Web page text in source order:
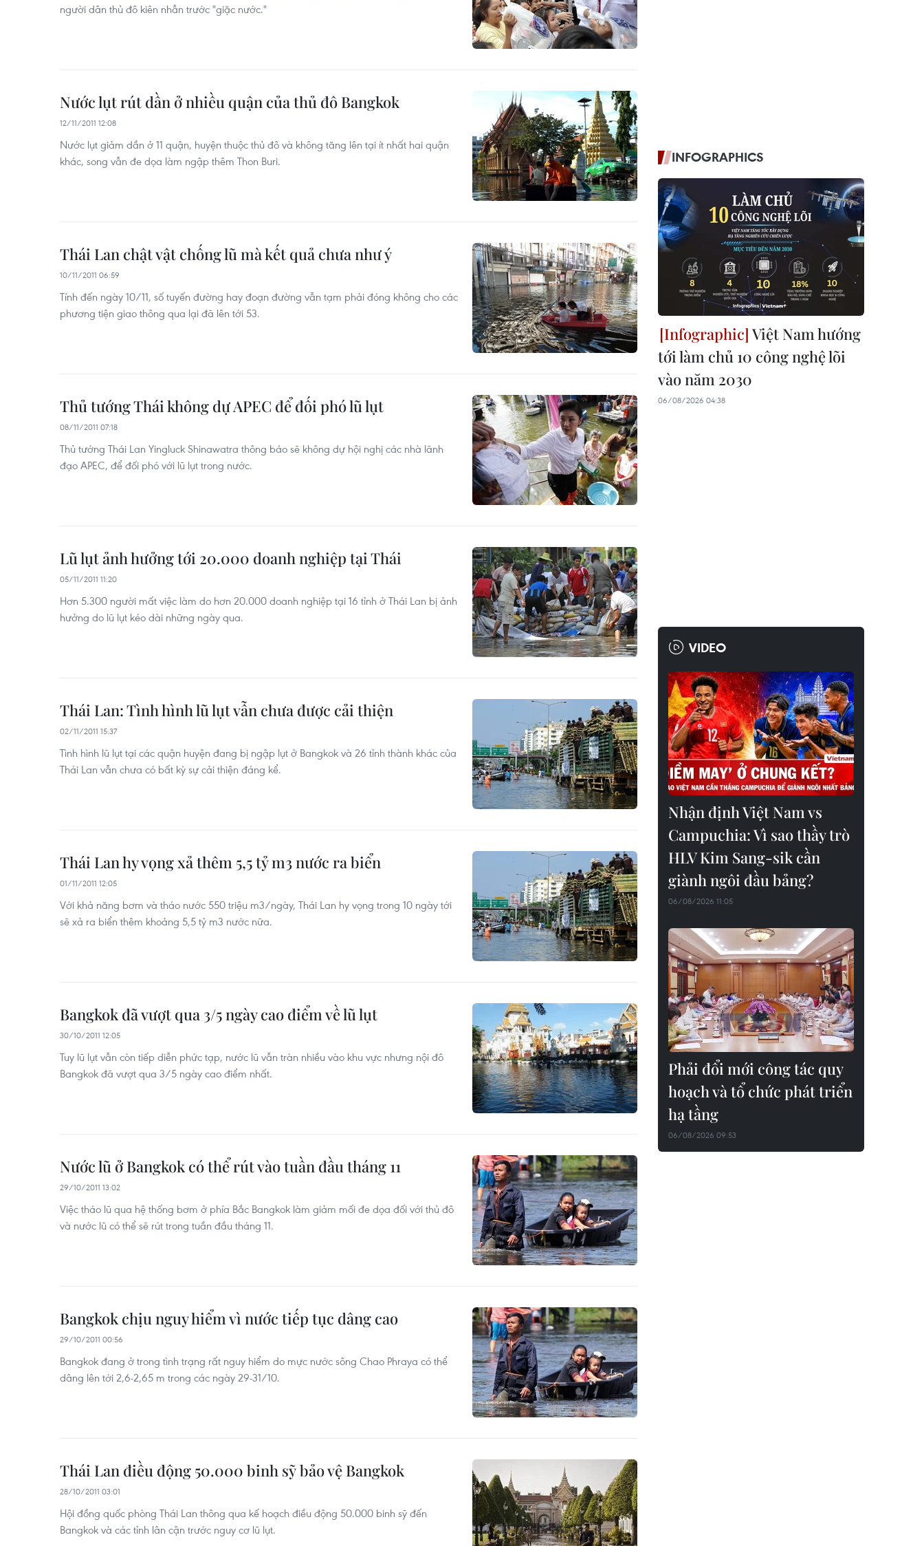
người dân thủ đô kiên nhẫn trước "giặc nước."
Nước lụt rút dần ở nhiều quận của thủ đô Bangkok
12/11/2011 12:08
Nước lụt giảm dần ở 11 quận, huyện thuộc thủ đô và không tăng lên tại ít nhất hai quận
khác, song vẫn đe dọa làm ngập thêm Thon Buri.
Thái Lan chật vật chống lũ mà kết quả chưa như ý
10/11/2011 06:59
Tính đến ngày 10/11, số tuyến đường hay đoạn đường vẫn tạm phải đóng không cho các
phương tiện giao thông qua lại đã lên tới 53.
Thủ tướng Thái không dự APEC để đối phó lũ lụt
08/11/2011 07:18
Thủ tướng Thái Lan Yingluck Shinawatra thông báo sẽ không dự hội nghị các nhà lãnh
đạo APEC, để đối phó với lũ lụt trong nước.
Lũ lụt ảnh hưởng tới 20.000 doanh nghiệp tại Thái
05/11/2011 11:20
Hơn 5.300 người mất việc làm do hơn 20.000 doanh nghiệp tại 16 tỉnh ở Thái Lan bị ảnh
hưởng do lũ lụt kéo dài những ngày qua.
Thái Lan: Tình hình lũ lụt vẫn chưa được cải thiện
02/11/2011 15:37
Tình hình lũ lụt tại các quận huyện đang bị ngập lụt ở Bangkok và 26 tỉnh thành khác của
Thái Lan vẫn chưa có bất kỳ sự cải thiện đáng kể.
Thái Lan hy vọng xả thêm 5,5 tỷ m3 nước ra biển
01/11/2011 12:05
Với khả năng bơm và tháo nước 550 triệu m3/ngày, Thái Lan hy vọng trong 10 ngày tới
sẽ xả ra biển thêm khoảng 5,5 tỷ m3 nước nữa.
Bangkok đã vượt qua 3/5 ngày cao điểm về lũ lụt
30/10/2011 12:05
Tuy lũ lụt vẫn còn tiếp diễn phức tạp, nước lũ vẫn tràn nhiều vào khu vực nhưng nội đô
Bangkok đã vượt qua 3/5 ngày cao điểm nhất.
Nước lũ ở Bangkok có thể rút vào tuần đầu tháng 11
29/10/2011 13:02
Việc tháo lũ qua hệ thống bơm ở phía Bắc Bangkok làm giảm mối đe dọa đối với thủ đô
và nước lũ có thể sẽ rút trong tuần đầu tháng 11.
Bangkok chịu nguy hiểm vì nước tiếp tục dâng cao
29/10/2011 00:56
Bangkok đang ở trong tình trạng rất nguy hiểm do mực nước sông Chao Phraya có thể
dâng lên tới 2,6-2,65 m trong các ngày 29-31/10.
Thái Lan điều động 50.000 binh sỹ bảo vệ Bangkok
28/10/2011 03:01
Hội đồng quốc phòng Thái Lan thông qua kế hoạch điều động 50.000 binh sỹ đến
Bangkok và các tỉnh lân cận trước nguy cơ lũ lụt.
INFOGRAPHICS
Việt Nam hướng
tới làm chủ 10 công nghệ lõi
vào năm 2030
06/08/2026 04:38
VIDEO
Nhận định Việt Nam vs
Campuchia: Vì sao thầy trò
HLV Kim Sang-sik cần
giành ngôi đầu bảng?
06/08/2026 11:05
Phải đổi mới công tác quy
hoạch và tổ chức phát triển
hạ tầng
06/08/2026 09:53